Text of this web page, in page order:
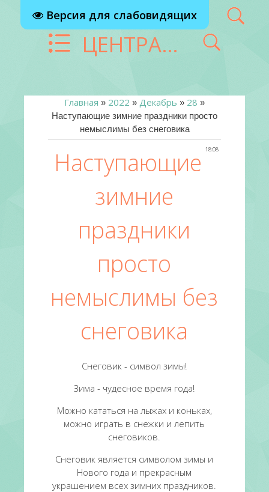
Версия для слабовидящих
ЦЕНТРАЛИЗОВАННАЯ БИБЛИОТЕЧНАЯ СИСТЕМА Г. РЕУТОВ
Главная » 2022 » Декабрь » 28 »
Наступающие зимние праздники просто
немыслимы без снеговика
18:08
Наступающие
зимние
праздники
просто
немыслимы без
снеговика
Снеговик - символ зимы!
Зима - чудесное время года!
Можно кататься на лыжах и коньках,
можно играть в снежки и лепить
снеговиков.
Снеговик является символом зимы и
Нового года и прекрасным
украшением всех зимних праздников.